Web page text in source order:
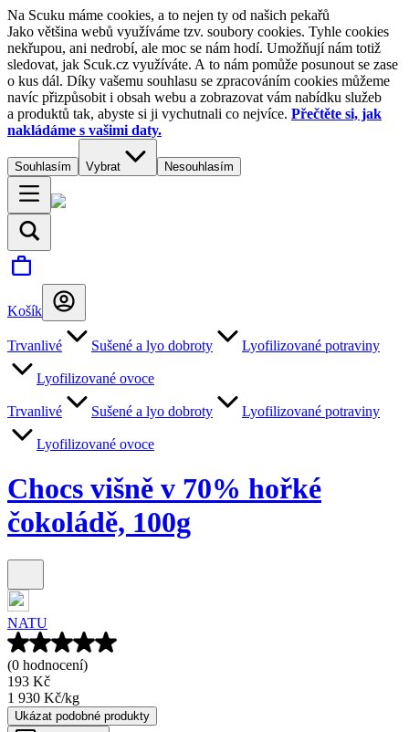
Na Scuku máme cookies, a to nejen ty od našich pekařů
Jako většina webů využíváme tzv. soubory cookies. Tyhle cookies
nekřupou, ani nedrobí, ale moc se nám hodí. Umožňují nám totiž
sledovat, jak Scuk.cz využíváte. A to nám pomůže posunout se zase
o kus dál. Díky vašemu souhlasu se zpracováním cookies můžeme
navíc přizpůsobit i obsah webu a zobrazovat vám nabídku služeb
a produktů tak, abyste si ji vychutnali co nejvíce. Přečtěte si, jak
nakládáme s vašimi daty.
Souhlasím Vybrat Nesouhlasím
Košík
Trvanlivé Sušené a lyo dobroty Lyofilizované potraviny
Lyofilizované ovoce
Trvanlivé Sušené a lyo dobroty Lyofilizované potraviny
Lyofilizované ovoce
Chocs višně v 70% hořké
čokoládě, 100g
NATU
(0 hodnocení)
193 Kč
1 930 Kč/kg
Ukázat podobné produkty